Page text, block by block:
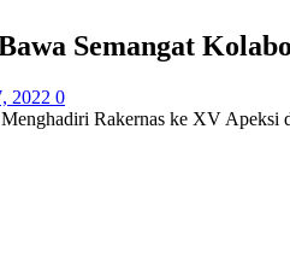
Semangat
2022 0